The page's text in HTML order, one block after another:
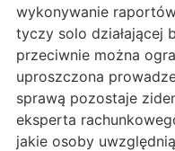
wykonywanie
tyczy solo działającej
przeciwnie można
uproszczona
sprawą pozostaje
eksperta
jakie osoby